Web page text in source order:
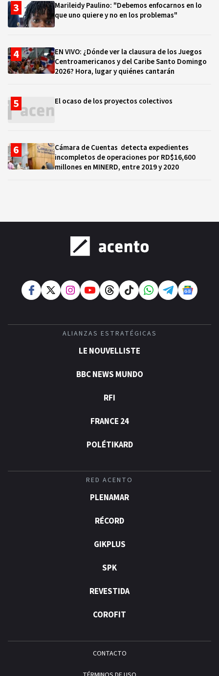
Marileidy Paulino: "Debemos enfocarnos en lo
que uno quiere y no en los problemas"
EN VIVO: ¿Dónde ver la clausura de los Juegos
Centroamericanos y del Caribe Santo Domingo
2026? Hora, lugar y quiénes cantarán
El ocaso de los proyectos colectivos
Cámara de Cuentas detecta expedientes
incompletos de operaciones por RD$16,600
millones en MINERD, entre 2019 y 2020
ALIANZAS ESTRATÉGICAS
LE NOUVELLISTE
BBC NEWS MUNDO
RFI
FRANCE 24
POLÉTIKARD
RED ACENTO
PLENAMAR
RÉCORD
GIKPLUS
SPK
REVESTIDA
COROFIT
CONTACTO